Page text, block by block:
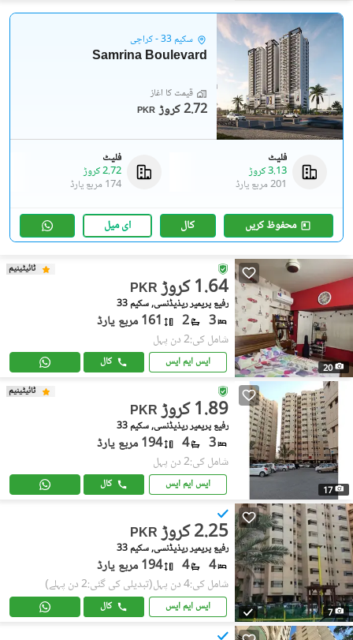
سکیم 33 - کراچی
Samrina Boulevard
قیمت کا آغاز
PKR 2.72 کروڑ
فلیٹ
3.13 کروڑ
201 مربع یارڈ
فلیٹ
2.72 کروڑ
174 مربع یارڈ
محفوظ کریں کال ای میل
20
ٹائیٹینیم
PKR 1.64 کروڑ
رفیع پریمیر ریذیڈنسی, سکیم 33
3
2 161 مربع یارڈ
شامل کی:2 دن پہل
ایس ایم ایس کال
17
ٹائیٹینیم
PKR 1.89 کروڑ
رفیع پریمیر ریذیڈنسی, سکیم 33
3
4 194 مربع یارڈ
شامل کی:2 دن پہل
ایس ایم ایس کال
7
PKR 2.25 کروڑ
رفیع پریمیر ریذیڈنسی, سکیم 33
4
4 194 مربع یارڈ
شامل کی:4 دن پہل (تبدیلی کی گئی:2 دن پہلے)
ایس ایم ایس کال